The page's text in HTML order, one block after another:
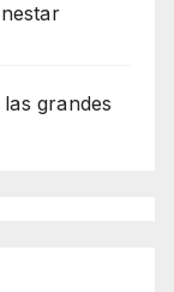
grandes